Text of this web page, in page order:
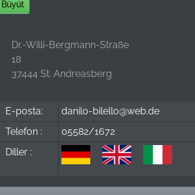
Büyüt
Dr.-Willi-Bergmann-Straße
18
37444 St. Andreasberg
E-posta:
danilo-bilello@web.de
Telefon :
05582/1672
Diller :